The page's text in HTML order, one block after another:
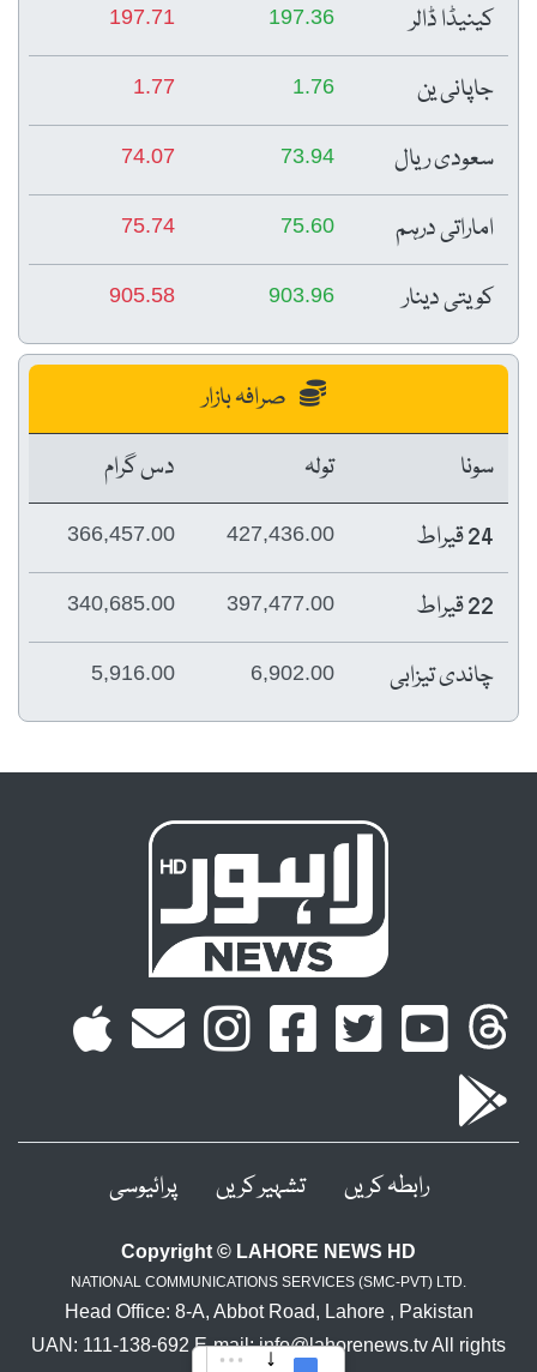
کینیڈا ڈالر 197.36
197.71
جاپانی ین 1.76
1.77
سعودی ریال 73.94
74.07
اماراتی درہم 75.60
75.74
کویتی دینار 903.96
905.58
صرافہ بازار
سونا
تولہ
دس گرام
24 قیراط
427,436.00
366,457.00
22 قیراط 397,477.00
340,685.00
چاندی تیزابی 6,902.00
5,916.00
رابطہ کریں تشہیر کریں پرائیوسی
Copyright © LAHORE NEWS HD
NATIONAL COMMUNICATIONS SERVICES (SMC-PVT) LTD.
Head Office: 8-A, Abbot Road, Lahore , Pakistan
UAN: 111-138-692 E-mail: info@lahorenews.tv All rights